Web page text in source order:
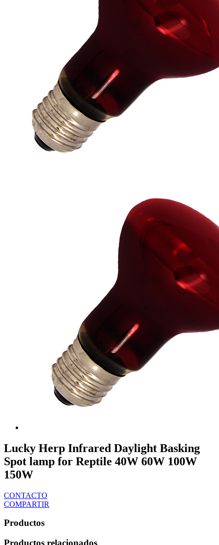
Lucky Herp Infrared Daylight Basking
Spot lamp for Reptile 40W 60W 100W
150W
CONTACTO
COMPARTIR
Productos
Productos relacionados